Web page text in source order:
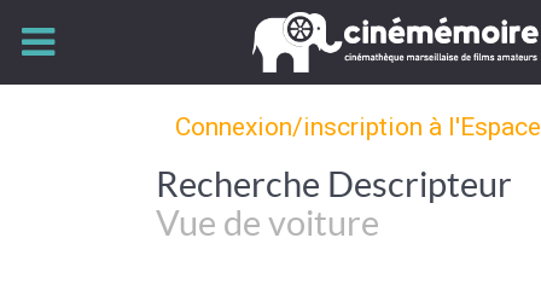
Connexion/inscription à
Recherche Descripteur
Vue de voiture